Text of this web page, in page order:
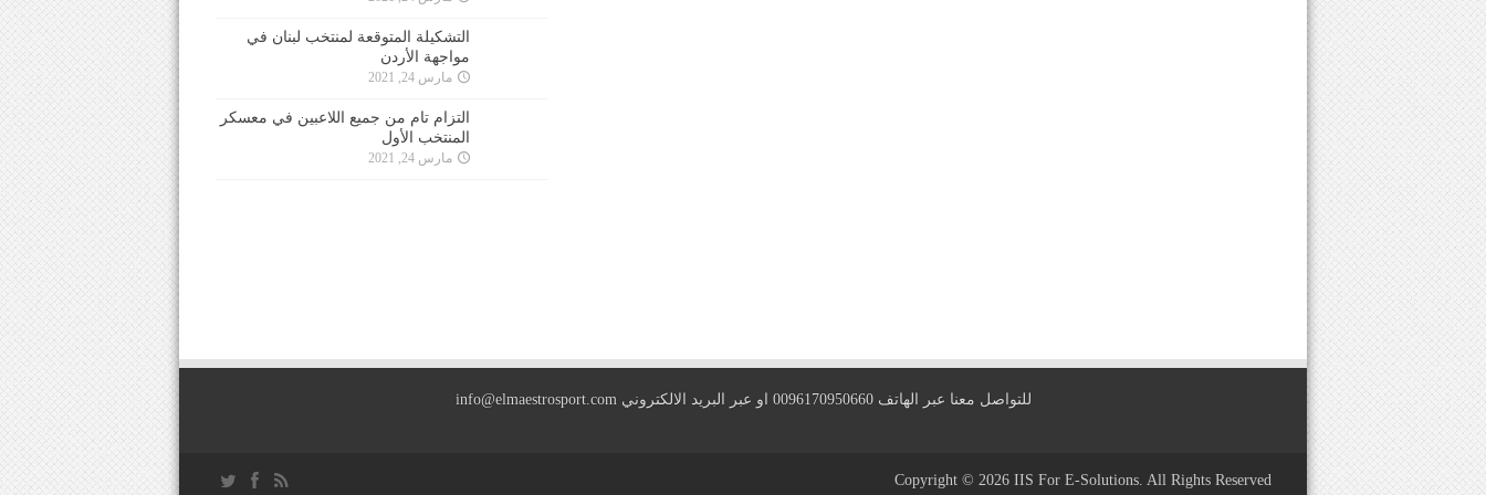
التشكيلة المتوقعة لمنتخب لبنان في
مواجهة الأردن
مارس 24, 2021
التزام تام من جميع اللاعبين في معسكر
المنتخب الأول
مارس 24, 2021
للتواصل معنا عبر الهاتف 0096170950660 او عبر البريد الالكتروني info@elmaestrosport.com
Copyright © 2026 IIS For E-Solutions. All Rights Reserved